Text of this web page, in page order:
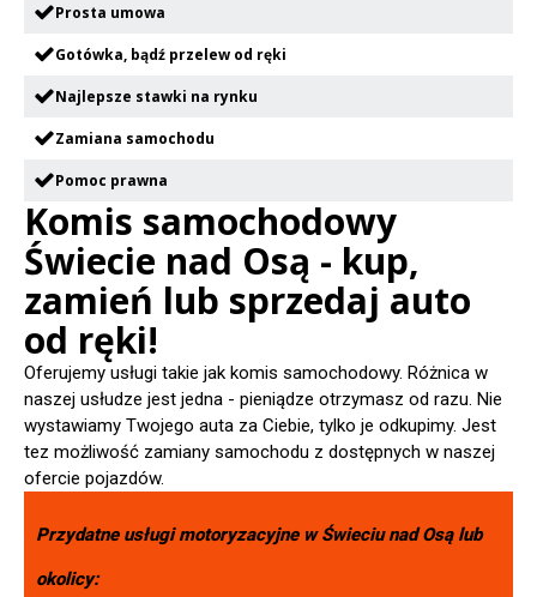
Prosta umowa
Gotówka, bądź przelew od ręki
Najlepsze stawki na rynku
Zamiana samochodu
Pomoc prawna
Komis samochodowy
Świecie nad Osą - kup,
zamień lub sprzedaj auto
od ręki!
Oferujemy usługi takie jak komis samochodowy. Różnica w
naszej usłudze jest jedna - pieniądze otrzymasz od razu. Nie
wystawiamy Twojego auta za Ciebie, tylko je odkupimy. Jest
tez możliwość zamiany samochodu z dostępnych w naszej
ofercie pojazdów.
Przydatne usługi motoryzacyjne wŚwieciu nad Osąlub
okolicy: